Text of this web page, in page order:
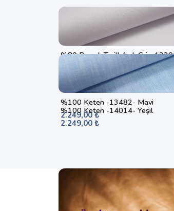
%80 Pamuk Twill Açık Gri -
1.249,00 ₺
%100 Keten -13482- Mavi
2.249,00 ₺
%100 Keten -14014- Yeşil
2.249,00 ₺